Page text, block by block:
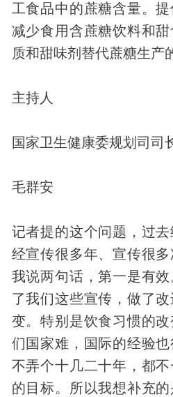
工食品中的蔗糖含量。
减少食用含蔗糖饮料和
质和甜味剂替代蔗糖生产
主持人
国家卫生健康委规划司司
毛群安
记者提的这个问题，过
经宣传很多年、宣传很
我说两句话，第一是有
了我们这些宣传，做了
变。特别是饮食习惯的
们国家难，国际的经验
不弄个十几二十年，都
的目标。所以我想补充